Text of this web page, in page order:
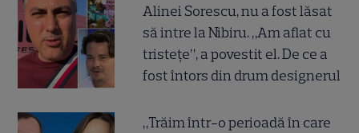
Alinei Sorescu, nu a fost lăsat
să intre la Nibiru. „Am aflat cu
tristețe”, a povestit el. De ce a
fost întors din drum designerul
„Trăim într-o perioadă în care